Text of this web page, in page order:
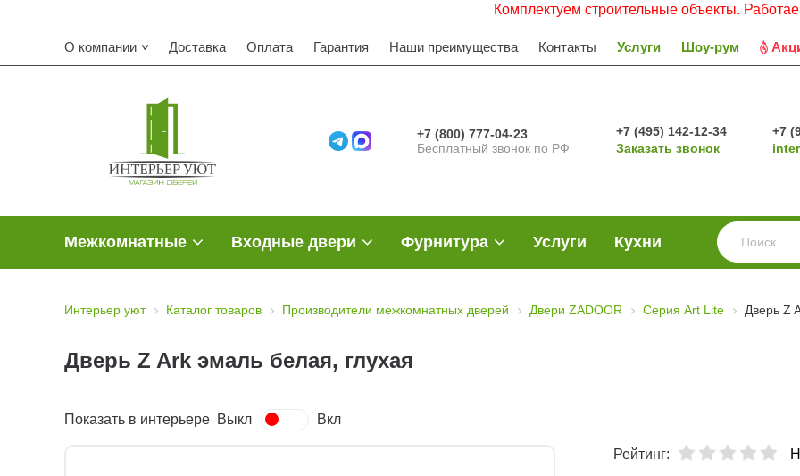
Комплектуем строительные объекты. Работаем с
О компании Доставка Оплата Гарантия Наши преимущества Контакты Услуги Шоу-рум
+7 (800) 777-04-23
Бесплатный звонок по РФ
+7 (495) 142-12-34
Заказать звонок
+7
Межкомнатные Входные двери Фурнитура Услуги Кухни
Интерьер уют Каталог товаров Производители межкомнатных дверей Двери ZADOOR Серия Art Lite Дверь Z
Дверь Z Ark эмаль белая, глухая
Показать в интерьере Выкл Вкл
Рейтинг: